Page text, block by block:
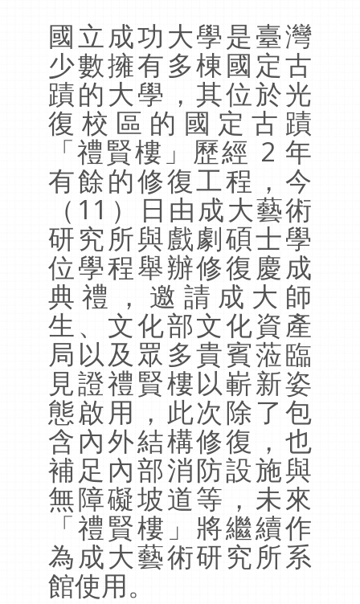
國立成功大學是臺灣
少數擁有多棟國定古
蹟的大學，其位於光
復校區的國定古蹟
「禮賢樓」歷經 2 年
有餘的修復工程，今
（11）日由成大藝術
研究所與戲劇碩士學
位學程舉辦修復慶成
典禮，邀請成大師
生、文化部文化資產
局以及眾多貴賓蒞臨
見證禮賢樓以嶄新姿
態啟用，此次除了包
含內外結構修復，也
補足內部消防設施與
無障礙坡道等，未來
「禮賢樓」將繼續作
為成大藝術研究所系
館使用。